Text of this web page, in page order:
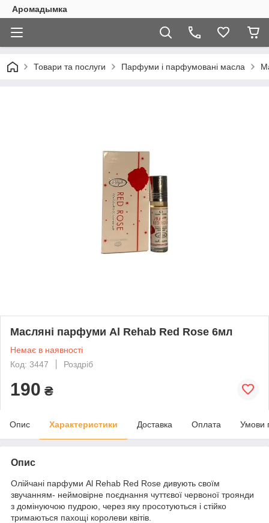
Аромадымка
Товари та послуги Парфуми і парфумовані масла
Масляні парфуми Al Rehab Red Rose 6мл
Немає в наявності
Код: 3447
Роздріб
190 ₴
Опис Характеристики Доставка Оплата Умови
Опис
Олійчані парфуми Al Rehab Red Rose дивують своїм
звучанням- неймовірне поєднання чуттєвої червоної троянди
з домінуючою пудрою, через яку просотуються і стійко
тримаються пахощі королеви квітів.